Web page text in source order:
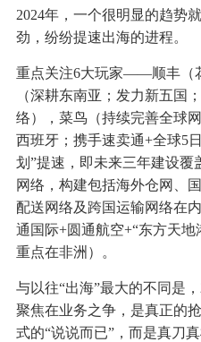
2024年，一个很明显的趋势
劲，纷纷提速出海的进程。
重点关注6大玩家——顺丰（
（深耕东南亚；发力新五国
络），菜鸟（持续完善全球
西班牙；携手速卖通+全球5
划”提速，即未来三年建设
网络，构建包括海外仓网、
配送网络及跨国运输网络在
通国际+圆通航空+“东方天地
重点在非洲）。
与以往“出海”最大的不同是
聚焦在业务之争，是真正的
式的“说说而已”，而是真刀